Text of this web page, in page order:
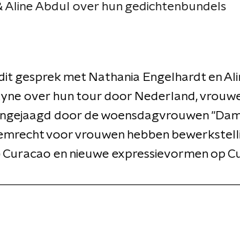
Aline Abdul over hun gedichtenbundels
dit gesprek met Nathania Engelhardt en
over hun tour door Nederland,
door de woensdagvrouwen
voor vrouwen hebben
Curacao en nieuwe expressievormen op